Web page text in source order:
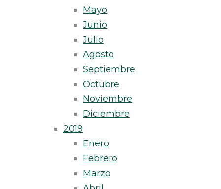
Mayo
Junio
Julio
Agosto
Septiembre
Octubre
Noviembre
Diciembre
2019
Enero
Febrero
Marzo